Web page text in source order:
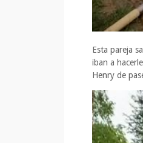
Esta pareja
iban a
Henry de